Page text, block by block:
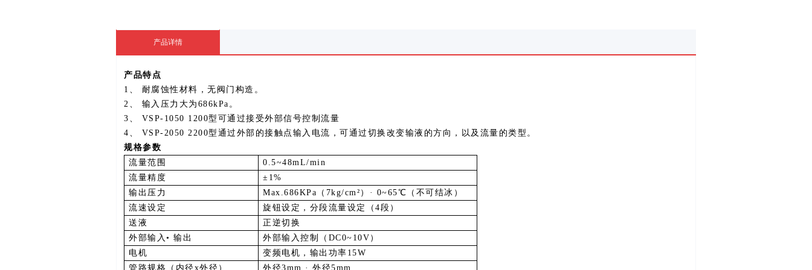
产品详情
产品特点
1 、
耐腐蚀性材料，无阀门构造。
2 、 输入压力大为 686kPa 。
3 、 VSP-1050 1200型可通过接受外部信号控制流量
4 、 VSP-2050 2200型通过外部的接触点输入电流，可通过切换改变输液的方向，以及流量的类型。
规格参数
流量范围
0.5~48mL/min
流量精度
±1%
输出压力
Max.686KPa （ 7kg/cm² ） · 0~65℃ （不可结冰）
流速设定
旋钮设定，分段流量设定（4段）
送液
正逆切换
外部输入• 输出 外部输入控制（ DC0~10V ）
电机
变频电机，输出功率 15W
管路规格（内径 x外径） 外径3mm ·外径5mm